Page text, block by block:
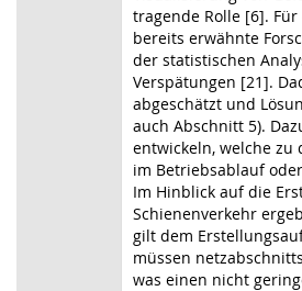
tragende Rolle [6].
bereits erwähnte
der statistischen
Verspätungen [21].
abgeschätzt und
auch Abschnitt 5).
entwickeln, welche zu
im Betriebsablauf
Im Hinblick auf die
Schienenverkehr
gilt dem
müssen
was einen nicht